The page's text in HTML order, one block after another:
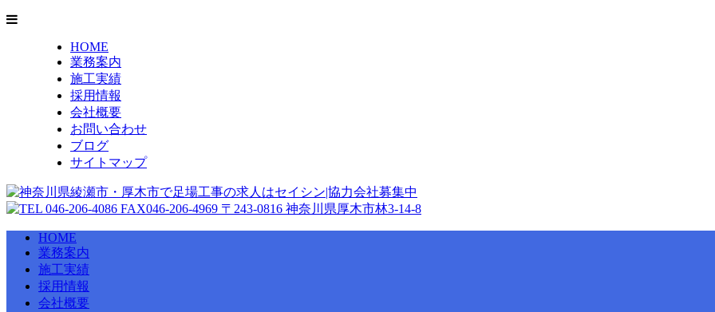
HOME
業務案内
施工実績
採用情報
会社概要
お問い合わせ
ブログ
サイトマップ
HOME
業務案内
施工実績
採用情報
会社概要